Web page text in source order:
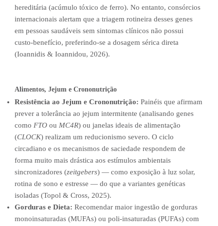
hereditária (acúmulo tóxico de ferro). No entanto, consórcios
internacionais alertam que a triagem rotineira desses genes
em pessoas saudáveis sem sintomas clínicos não possui
custo-benefício, preferindo-se a dosagem sérica direta
(Ioannidis & Ioannidou, 2026).
Alimentos, Jejum e Crononutrição
Resistência ao Jejum e Crononutrição: Painéis que afirmam
prever a tolerância ao jejum intermitente (analisando genes
como FTO ou MC4R) ou janelas ideais de alimentação
(CLOCK) realizam um reducionismo severo. O ciclo
circadiano e os mecanismos de saciedade respondem de
forma muito mais drástica aos estímulos ambientais
sincronizadores (zeitgebers) — como exposição à luz solar,
rotina de sono e estresse — do que a variantes genéticas
isoladas (Topol & Cross, 2025).
Gorduras e Dieta: Recomendar maior ingestão de gorduras
monoinsaturadas (MUFAs) ou poli-insaturadas (PUFAs) com